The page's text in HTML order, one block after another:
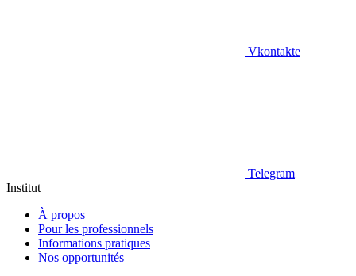
Vkontakte
Telegram
Institut
À propos
Pour les professionnels
Informations pratiques
Nos opportunités